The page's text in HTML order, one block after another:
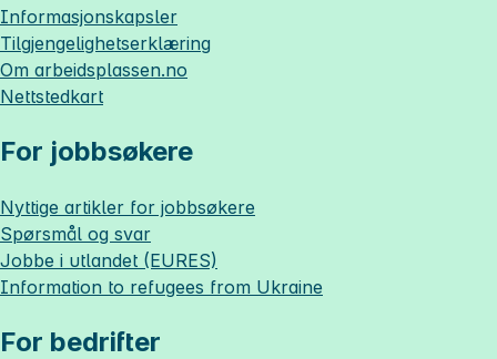
Informasjonskapsler
Tilgjengelighetserklæring
Om arbeidsplassen.no
Nettstedkart
For jobbsøkere
Nyttige artikler for jobbsøkere
Spørsmål og svar
Jobbe i utlandet (EURES)
Information to refugees from Ukraine
For bedrifter